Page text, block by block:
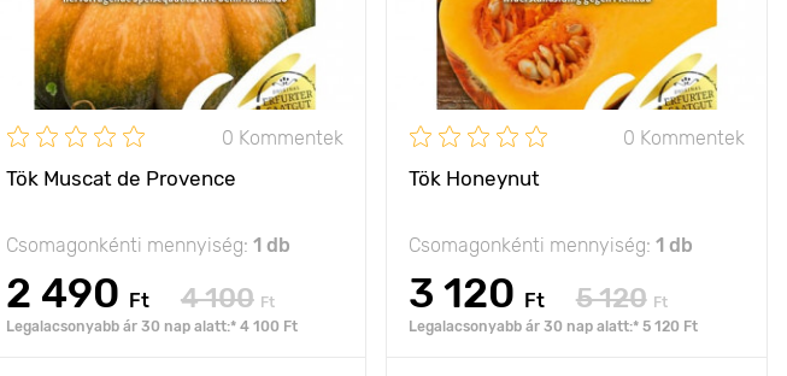
0 Kommentek
Tök Muscat de Provence
Csomagonkénti mennyiség: 1 db
2 490 Ft 4 100 Ft
Legalacsonyabb ár 30 nap alatt:* 4 100 Ft
Fényigény
A termés súlya 5 - 8 kg
0 Kommentek
Tök Honeynut
Csomagonkénti mennyiség: 1 db
3 120 Ft 5 120 Ft
Legalacsonyabb ár 30 nap alatt:* 5 120 Ft
Ültetési távolság 100 х 100 cm
Fényigény nap
A termés súlya 300 - 600 g